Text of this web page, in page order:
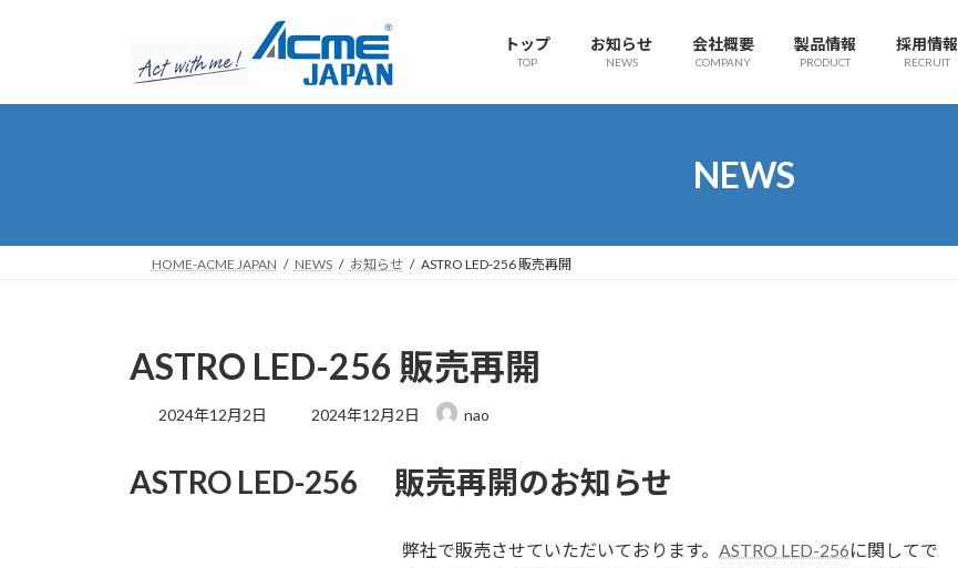
プ
動
トップ
TOP
お知らせ
NEWS
会社概要
COMPANY
製品情報
PRODUCT
採用情報
RECRUIT
NEWS
HOME-ACME JAPAN NEWS お知らせ ASTRO LED-256 販売再開
ASTRO LED-256 販売再開
2024年12月2日
最
新
日
2024年12月2日 nao
ASTRO LED-256 販売再開のお知らせ
弊社で販売させていただいております。ASTRO LED-256に関してで